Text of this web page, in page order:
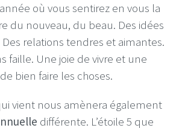
où vous sentirez en vous la
du nouveau, du beau. Des idées
relations tendres et aimantes.
faille. Une joie de vivre et une
bien faire les choses.
vient nous amènera également
différente. L’étoile 5 que